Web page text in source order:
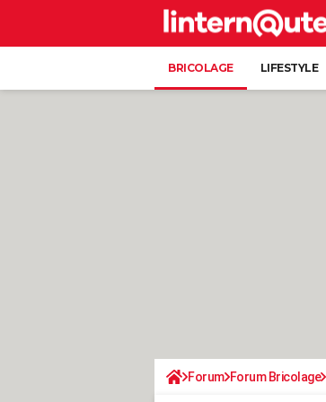
BRICOLAGE LIFESTYLE
Forum Forum Bricolage